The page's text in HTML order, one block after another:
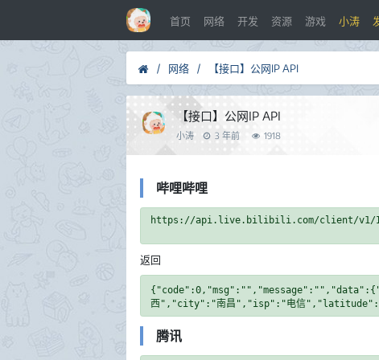
首页 网络 开发 资源 游戏 小涛
/ 网络 / 【接口】公网IP API
【接口】公网IP API
小涛 3 年前 1918
哔哩哔哩
返回
腾讯